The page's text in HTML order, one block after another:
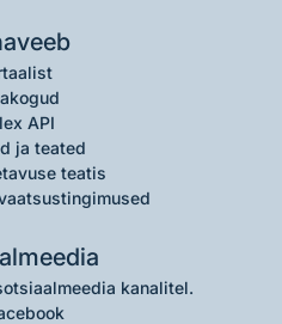
API
ja teated
teatis
kanalitel.